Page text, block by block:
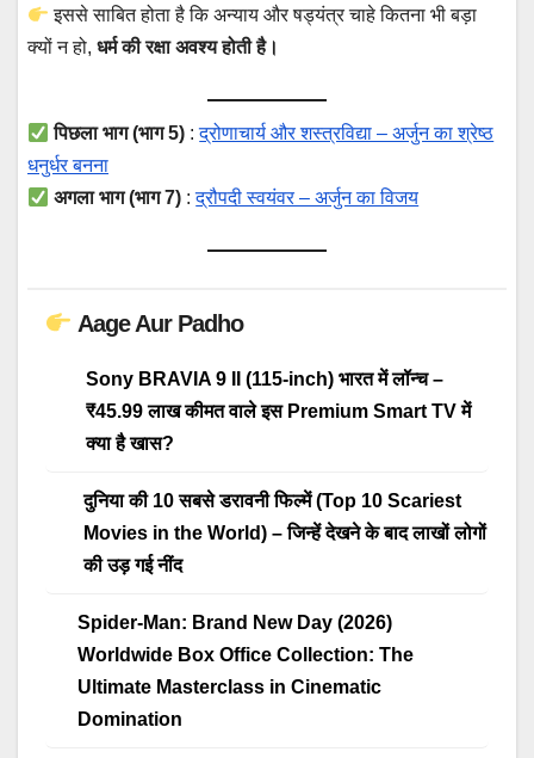
इससे साबित होता है कि अन्याय और षड्यंत्र चाहे कितना भी बड़ा
क्यों न हो, धर्म की रक्षा अवश्य होती है।
पिछला भाग (भाग 5) :द्रोणाचार्य और शस्त्रविद्या – अर्जुन का श्रेष्ठ
धनुर्धर बनना
अगला भाग (भाग 7) :द्रौपदी स्वयंवर – अर्जुन का विजय
Aage Aur Padho
Sony BRAVIA 9 II (115-inch) भारत में लॉन्च –
₹45.99 लाख कीमत वाले इस Premium Smart TV में
क्या है खास?
दुनिया की 10 सबसे डरावनी फिल्में (Top 10 Scariest
Movies in the World) – जिन्हें देखने के बाद लाखों लोगों
की उड़ गई नींद
Spider-Man: Brand New Day (2026)
Worldwide Box Office Collection: The
Ultimate Masterclass in Cinematic
Domination